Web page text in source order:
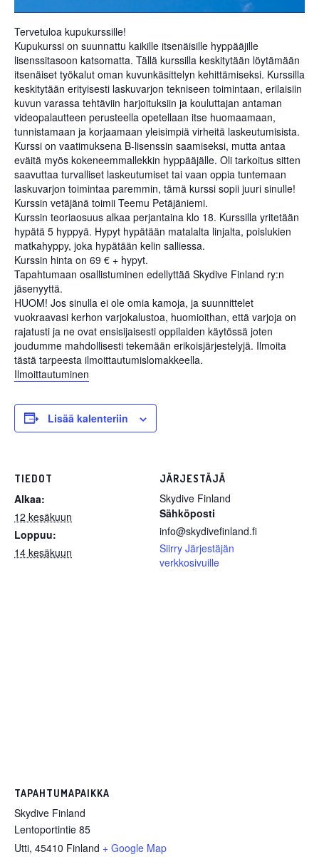
Tervetuloa kupukurssille!
Kupukurssi on suunnattu kaikille itsenäisille hyppääjille
lisenssitasoon katsomatta. Tällä kurssilla keskitytään löytämään
itsenäiset työkalut oman kuvunkäsittelyn kehittämiseksi. Kurssilla
keskitytään erityisesti laskuvarjon tekniseen toimintaan, erilaisiin
kuvun varassa tehtäviin harjoituksiin ja kouluttajan antaman
videopalautteen perusteella opetellaan itse huomaamaan,
tunnistamaan ja korjaamaan yleisimpiä virheitä laskeutumisista.
Kurssi on vaatimuksena B-lisenssin saamiseksi, mutta antaa
eväitä myös kokeneemmallekkin hyppääjälle. Oli tarkoitus sitten
saavuttaa turvalliset laskeutumiset tai vaan oppia tuntemaan
laskuvarjon toimintaa paremmin, tämä kurssi sopii juuri sinulle!
Kurssin vetäjänä toimii Teemu Petäjäniemi.
Kurssin teoriaosuus alkaa perjantaina klo 18. Kurssilla yritetään
hypätä 5 hyppyä. Hypyt hypätään matalalta linjalta, poislukien
matkahyppy, joka hypätään kelin salliessa.
Kurssin hinta on 69 € + hypyt.
Tapahtumaan osallistuminen edellyttää Skydive Finland ry:n
jäsenyyttä.
HUOM! Jos sinulla ei ole omia kamoja, ja suunnittelet
vuokraavasi kerhon varjokalustoa, huomioithan, että varjoja on
rajatusti ja ne ovat ensisijaisesti oppilaiden käytössä joten
joudumme mahdollisesti tekemään erikoisjärjestelyjä. Ilmoita
tästä tarpeesta ilmoittautumislomakkeella.
Ilmoittautuminen
Lisää kalenteriin
TIEDOT
Alkaa:
12 kesäkuun
Loppuu:
14 kesäkuun
JÄRJESTÄJÄ
Skydive Finland
Sähköposti
info@skydivefinland.fi
Siirry Järjestäjän
verkkosivuille
TAPAHTUMAPAIKKA
Skydive Finland
Lentoportintie 85
Utti, 45410 Finland + Google Map